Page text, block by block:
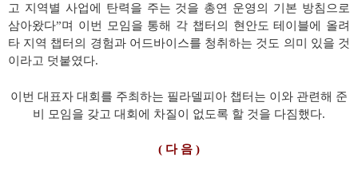
고 지역별 사업에 탄력을 주는 것을 총연 운영의 기본 방침으로
삼아왔다”며 이번 모임을 통해 각 챕터의 현안도 테이블에 올려
타 지역 챕터의 경험과 어드바이스를 청취하는 것도 의미 있을 것
이라고 덧붙였다.
이번 대표자 대회를 주최하는 필라델피아 챕터는 이와 관련해 준
비 모임을 갖고 대회에 차질이 없도록 할 것을 다짐했다.
( 다 음 )